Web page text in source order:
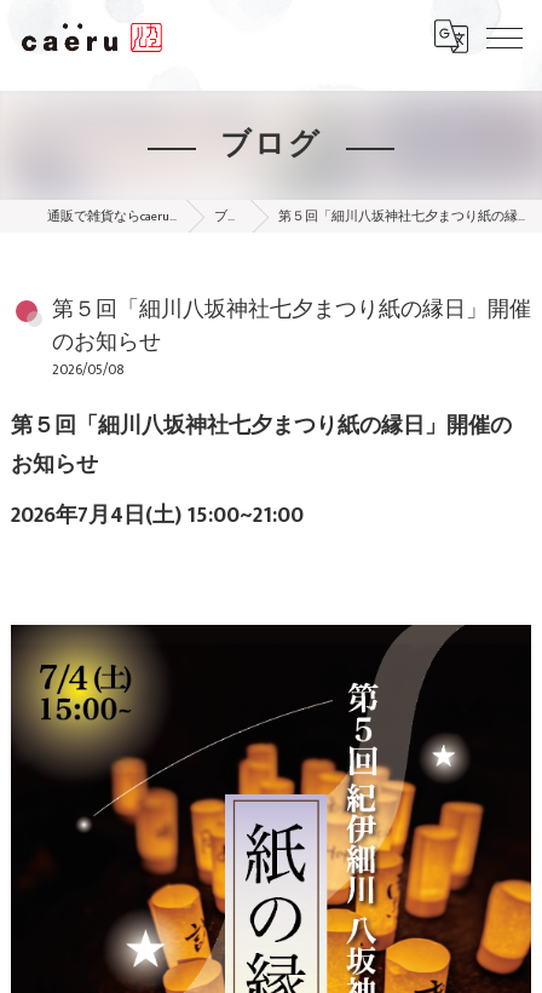
ブログ
通販で雑貨ならcaeru online shop ブログ 第５回「細川八坂神社七夕まつり紙の縁日」開催のお知らせ
第５回「細川八坂神社七夕まつり紙の縁日」開催
のお知らせ
2026/05/08
第５回「細川八坂神社七夕まつり紙の縁日」開催の
お知らせ
2026年7月4日(土) 15:00~21:00